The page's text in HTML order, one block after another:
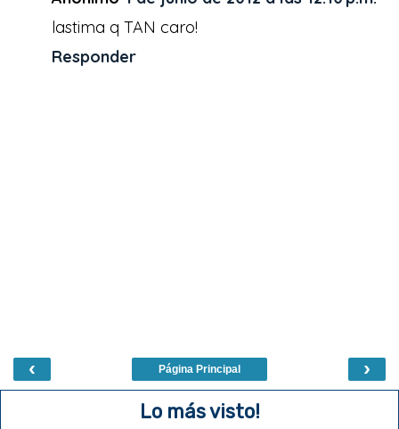
lastima q TAN caro!
Responder
‹ ›
Página Principal
Lo más visto!